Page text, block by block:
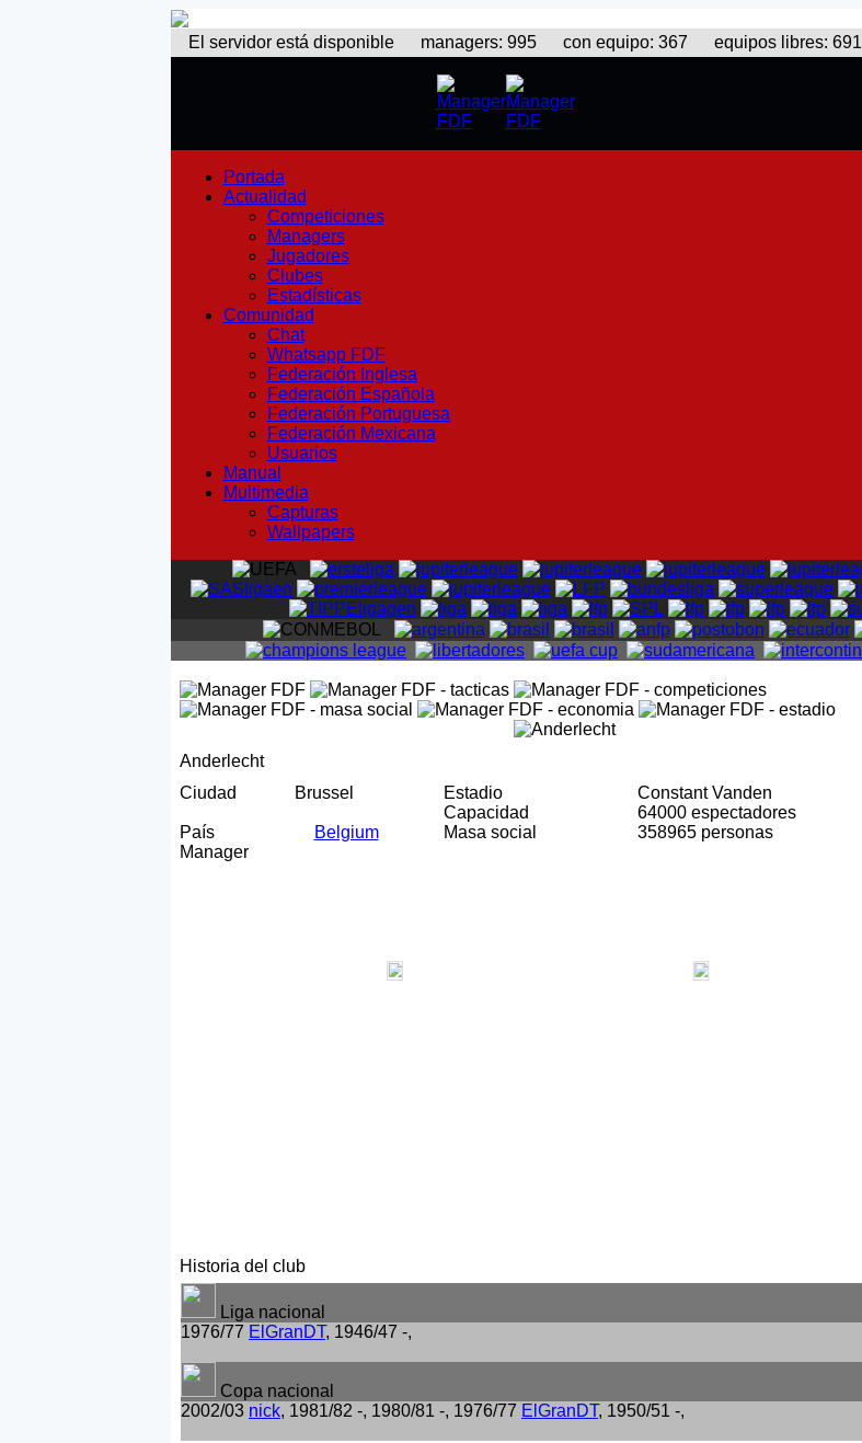
El servidor está disponiblemanagers: 995 con equipo: 367 equipos libres: 691
Portada
Actualidad
Competiciones
Managers
Jugadores
Clubes
Estadísticas
Comunidad
Chat
Whatsapp FDF
Federación Inglesa
Federación Española
Federación Portuguesa
Federación Mexicana
Usuarios
Manual
Multimedia
Capturas
Wallpapers
Anderlecht
Ciudad
Brussel Estadio
Constant Vanden
Capacidad
64000 espectadores
País
Belgium Masa social
358965 personas
Manager
Historia del club
Liga nacional
1976/77 ElGranDT, 1946/47 -,
Copa nacional
2002/03 nick, 1981/82 -, 1980/81 -, 1976/77 ElGranDT, 1950/51 -,